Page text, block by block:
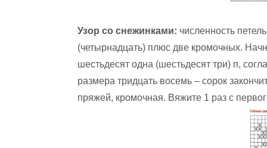
Узор со снежинками: численность
(четырнадцать) плюс две кромочных.
шестьдесят одна (шестьдесят три) п,
размера тридцать восемь – сорок
пряжей, кромочная. Вяжите 1 раз с